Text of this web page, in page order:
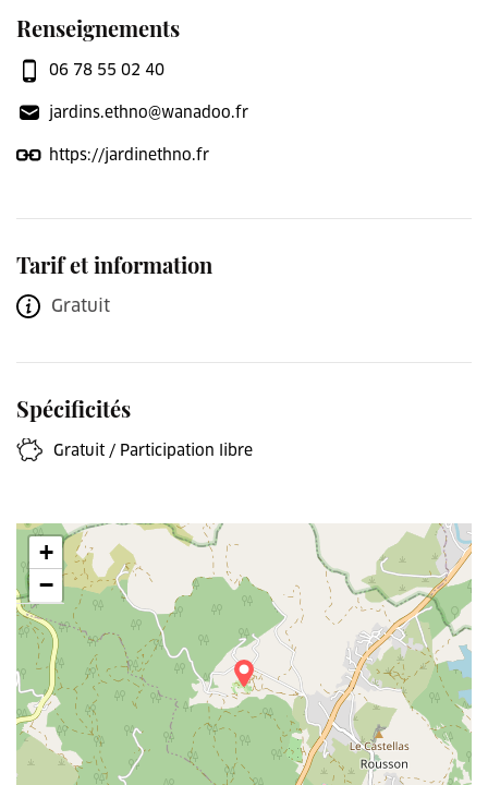
Renseignements
06 78 55 02 40
jardins.ethno@wanadoo.fr
https://jardinethno.fr
Tarif et information
Gratuit
Spécificités
Gratuit / Participation libre
+
−